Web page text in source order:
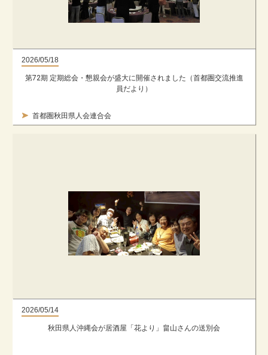
2026/05/18
首都圏秋田県人会連合会
第72期 定期総会・懇親会が盛大に開催されました（首都圏交流推進
員だより）
2026/05/14
秋田県人沖縄会が居酒屋「花より」畠山さんの送別会